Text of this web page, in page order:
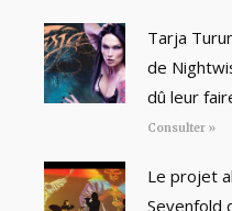
Tarja
de
dû leur
Consulter »
Le projet
Sevenfold